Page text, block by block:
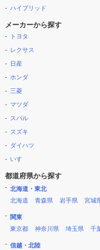
ハイブリッド
メーカーから探す
トヨタ
レクサス
日産
ホンダ
三菱
マツダ
スバル
スズキ
ダイハツ
いすゞ
都道府県から探す
北海道・東北
北海道
青森県 岩手県 宮城
関東
東京都
神奈川県 埼玉県 千
信越・北陸